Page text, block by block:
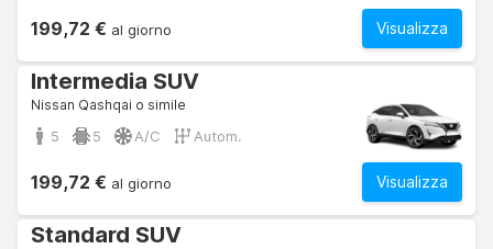
Visualizza
199,72 € al giorno
Intermedia SUV
Nissan Qashqai o simile
5 5 A/C Autom.
Visualizza
199,72 € al giorno
Standard SUV